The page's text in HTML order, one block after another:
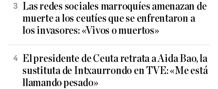
Las redes sociales marroquíes amenazan de
muerte a los ceutíes que se enfrentaron a
los invasores: «Vivos o muertos»
El presidente de Ceuta retrata a Aida Bao, la
sustituta de Intxaurrondo en TVE: «Me está
llamando pesado»